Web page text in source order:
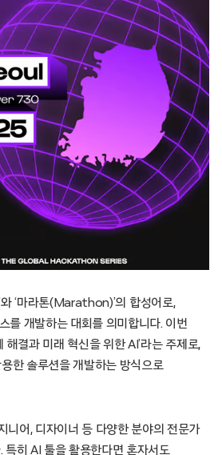
와 ‘마라톤(Marathon)’의 합성어로,
를 개발하는 대회를 의미합니다. 이번
결과 미래 혁신을 위한 AI’라는 주제로,
한 솔루션을 개발하는 방식으로
니어, 디자이너 등 다양한 분야의 전문가
특히 AI 툴을 활용한다면 혼자서도